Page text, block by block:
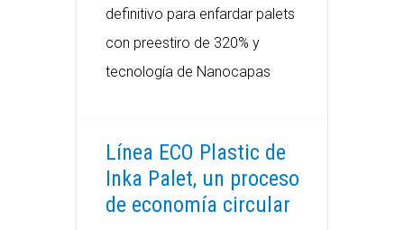
definitivo para enfardar palets
con preestiro de 320% y
tecnología de Nanocapas
Línea ECO Plastic de
Inka Palet, un proceso
de economía circular